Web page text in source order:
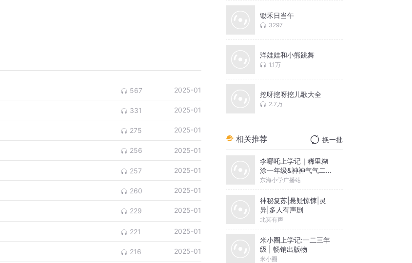
567 2025-01
331 2025-01
275 2025-01
256 2025-01
257 2025-01
260 2025-01
229 2025-01
221 2025-01
216 2025-01
锄禾日当午
3297
洋娃娃和小熊跳舞
1.1万
挖呀挖呀挖儿歌大全
2.7万
相关推荐 换一批
李哪吒上学记｜稀里糊
涂一年级&神神气气二年
级
东海小学广播站
神秘复苏|悬疑惊悚|灵
异|多人有声剧
北冥有声
米小圈上学记:一二三年
级 | 畅销出版物
米小圈